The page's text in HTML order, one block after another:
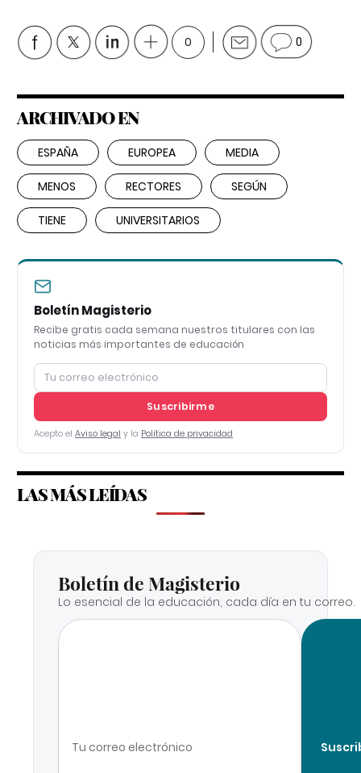
0 0
ARCHIVADO EN
ESPAÑA EUROPEA MEDIA
MENOS RECTORES SEGÚN
TIENE UNIVERSITARIOS
Boletín Magisterio
Recibe gratis cada semana nuestros titulares con las
noticias más importantes de educación
Suscribirme
Acepto el Aviso legal y la Política de privacidad
LAS MÁS LEÍDAS
Boletín de Magisterio
Lo esencial de la educación, cada día en tu correo.